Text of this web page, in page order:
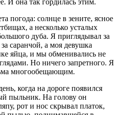
И она так гордилась этим.
погода: солнце в зените, ясное
а несколько усталых
дуба. Я приглядывал за
саранчой, а моя девушка
яйца, и мы обменивались не
Но ничего запретного. Я
многообещающим.
когда на дороге появился
пыльник. На голову он
рот и нос скрывал платок,